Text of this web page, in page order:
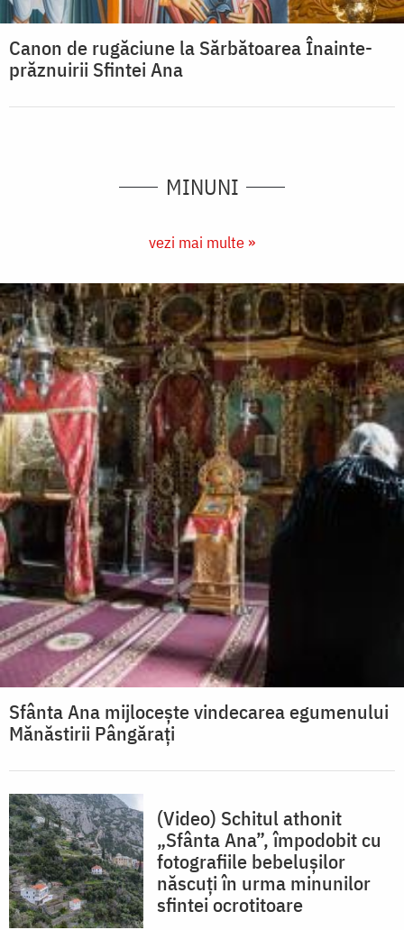
Canon de rugăciune la Sărbătoarea Înainte-
prăznuirii Sfintei Ana
MINUNI
vezi mai multe »
Sfânta Ana mijlocește vindecarea egumenului
Mănăstirii Pângărați
(Video) Schitul athonit
„Sfânta Ana”, împodobit cu
fotografiile bebelușilor
născuți în urma minunilor
sfintei ocrotitoare